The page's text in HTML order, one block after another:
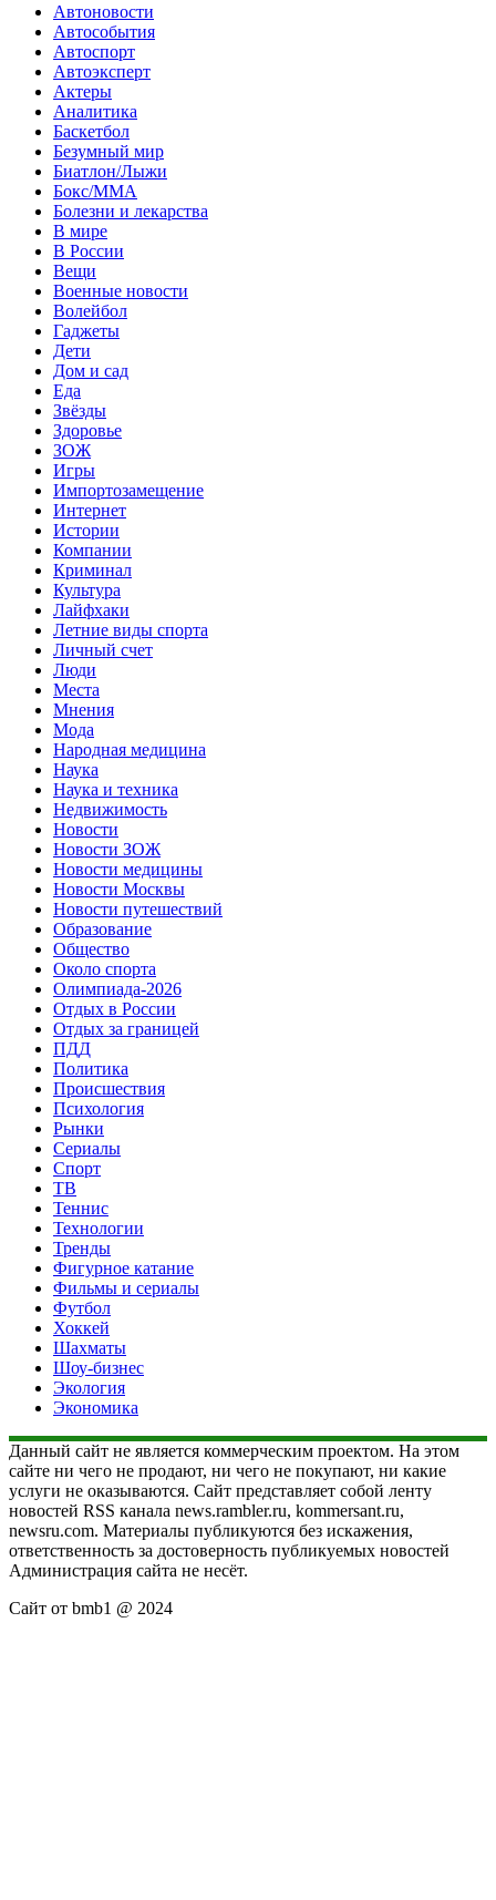
Автоновости
Автособытия
Автоспорт
Автоэксперт
Актеры
Аналитика
Баскетбол
Безумный мир
Биатлон/Лыжи
Бокс/MMA
Болезни и лекарства
В мире
В России
Вещи
Военные новости
Волейбол
Гаджеты
Дети
Дом и сад
Еда
Звёзды
Здоровье
ЗОЖ
Игры
Импортозамещение
Интернет
Истории
Компании
Криминал
Культура
Лайфхаки
Летние виды спорта
Личный счет
Люди
Места
Мнения
Мода
Народная медицина
Наука
Наука и техника
Недвижимость
Новости
Новости ЗОЖ
Новости медицины
Новости Москвы
Новости путешествий
Образование
Общество
Около спорта
Олимпиада-2026
Отдых в России
Отдых за границей
ПДД
Политика
Происшествия
Психология
Рынки
Сериалы
Спорт
ТВ
Теннис
Технологии
Тренды
Фигурное катание
Фильмы и сериалы
Футбол
Хоккей
Шахматы
Шоу-бизнес
Экология
Экономика
Данный сайт не является коммерческим проектом. На этом
сайте ни чего не продают, ни чего не покупают, ни какие
услуги не оказываются. Сайт представляет собой ленту
новостей RSS канала news.rambler.ru, kommersant.ru,
newsru.com. Материалы публикуются без искажения,
ответственность за достоверность публикуемых новостей
Администрация сайта не несёт.
Сайт от bmb1 @ 2024